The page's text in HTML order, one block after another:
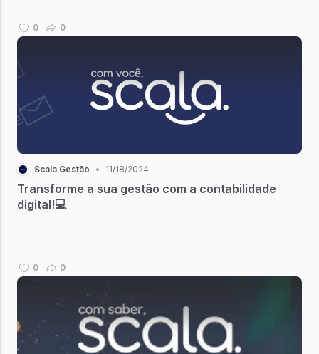
0 0
Scala Gestão • 11/18/2024
Transforme a sua gestão com a contabilidade
digital!💻
0 0